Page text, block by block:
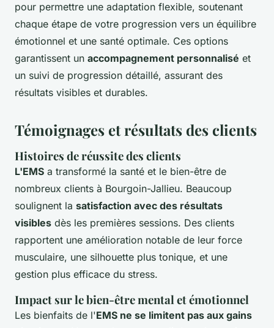
pour permettre une adaptation flexible, soutenant
chaque étape de votre progression vers un équilibre
émotionnel et une santé optimale. Ces options
garantissent un accompagnement personnalisé et
un suivi de progression détaillé, assurant des
résultats visibles et durables.
Témoignages et résultats des clients
Histoires de réussite des clients
L'EMS a transformé la santé et le bien-être de
nombreux clients à Bourgoin-Jallieu. Beaucoup
soulignent la satisfaction avec des résultats
visibles dès les premières sessions. Des clients
rapportent une amélioration notable de leur force
musculaire, une silhouette plus tonique, et une
gestion plus efficace du stress.
Impact sur le bien-être mental et émotionnel
Les bienfaits de l'EMS ne se limitent pas aux gains